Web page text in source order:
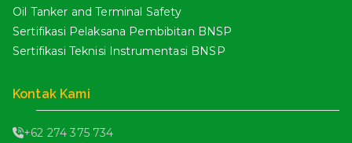
Oil Tanker and Terminal Safety
Sertifikasi Pelaksana Pembibitan BNSP
Sertifikasi Teknisi Instrumentasi BNSP
Kontak Kami
+62 274 375 734